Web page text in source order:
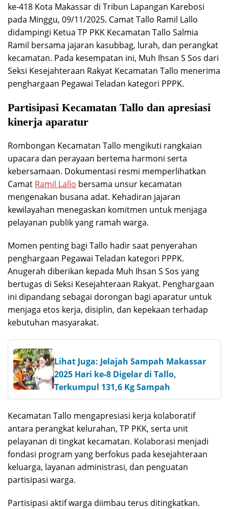
ke-418 Kota Makassar di Tribun Lapangan Karebosi
pada Minggu, 09/11/2025. Camat Tallo Ramil Lallo
didampingi Ketua TP PKK Kecamatan Tallo Salmia
Ramil bersama jajaran kasubbag, lurah, dan perangkat
kecamatan. Pada kesempatan ini, Muh Ihsan S Sos dari
Seksi Kesejahteraan Rakyat Kecamatan Tallo menerima
penghargaan Pegawai Teladan kategori PPPK.
Partisipasi Kecamatan Tallo dan apresiasi
kinerja aparatur
Rombongan Kecamatan Tallo mengikuti rangkaian
upacara dan perayaan bertema harmoni serta
kebersamaan. Dokumentasi resmi memperlihatkan
Camat Ramil Lallo bersama unsur kecamatan
mengenakan busana adat. Kehadiran jajaran
kewilayahan menegaskan komitmen untuk menjaga
pelayanan publik yang ramah warga.
Momen penting bagi Tallo hadir saat penyerahan
penghargaan Pegawai Teladan kategori PPPK.
Anugerah diberikan kepada Muh Ihsan S Sos yang
bertugas di Seksi Kesejahteraan Rakyat. Penghargaan
ini dipandang sebagai dorongan bagi aparatur untuk
menjaga etos kerja, disiplin, dan kepekaan terhadap
kebutuhan masyarakat.
Lihat Juga: Jelajah Sampah Makassar
2025 Hari ke-8 Digelar di Tallo,
Terkumpul 131,6 Kg Sampah
Kecamatan Tallo mengapresiasi kerja kolaboratif
antara perangkat kelurahan, TP PKK, serta unit
pelayanan di tingkat kecamatan. Kolaborasi menjadi
fondasi program yang berfokus pada kesejahteraan
keluarga, layanan administrasi, dan penguatan
partisipasi warga.
Partisipasi aktif warga diimbau terus ditingkatkan.